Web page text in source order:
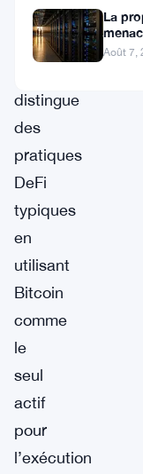
l’entreprise
distingue
des
pratiques
DeFi
typiques
en
utilisant
Bitcoin
comme
le
seul
actif
pour
l’exécution
La
stakés
Août 7,